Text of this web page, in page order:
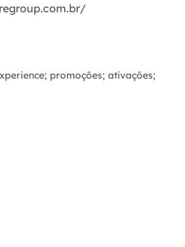
promoções; ativações;